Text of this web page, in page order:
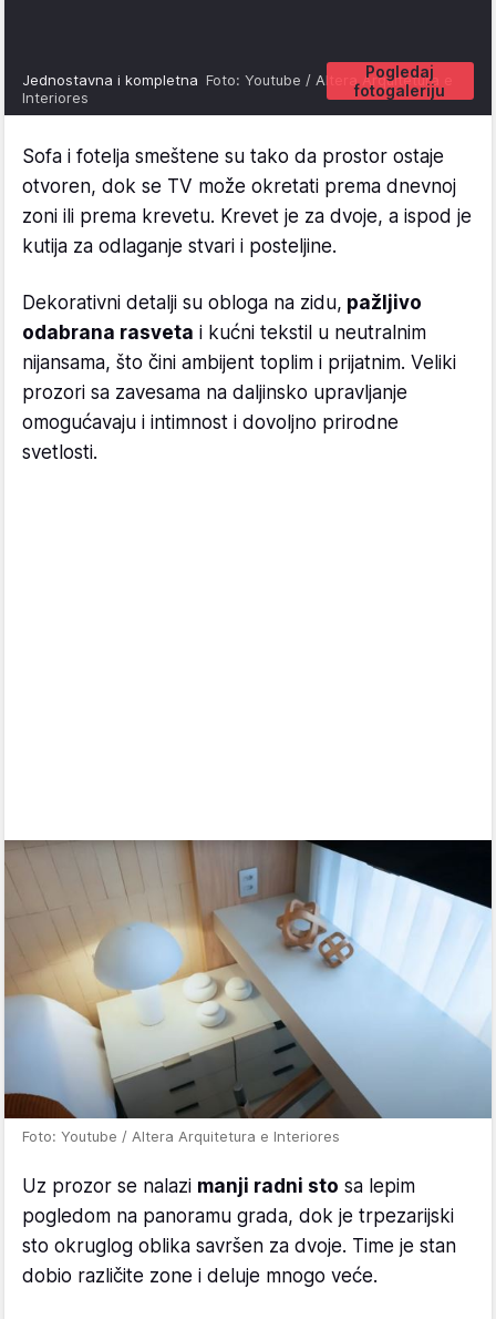
Pogledaj
fotogaleriju
Jednostavna i kompletna Foto: Youtube / Altera Arquitetura e
Interiores
Sofa i fotelja smeštene su tako da prostor ostaje
otvoren, dok se TV može okretati prema dnevnoj
zoni ili prema krevetu. Krevet je za dvoje, a ispod je
kutija za odlaganje stvari i posteljine.
Dekorativni detalji su obloga na zidu, pažljivo
odabrana rasveta i kućni tekstil u neutralnim
nijansama, što čini ambijent toplim i prijatnim. Veliki
prozori sa zavesama na daljinsko upravljanje
omogućavaju i intimnost i dovoljno prirodne
svetlosti.
Foto: Youtube / Altera Arquitetura e Interiores
Uz prozor se nalazi manji radni sto sa lepim
pogledom na panoramu grada, dok je trpezarijski
sto okruglog oblika savršen za dvoje. Time je stan
dobio različite zone i deluje mnogo veće.